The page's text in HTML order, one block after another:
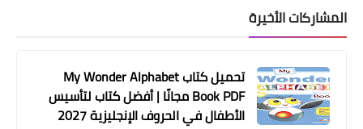
المشاركات الأخيرة
تحميل كتاب My Wonder Alphabet
Book PDF مجانًا | أفضل كتاب لتأسيس
الأطفال في الحروف الإنجليزية 2027